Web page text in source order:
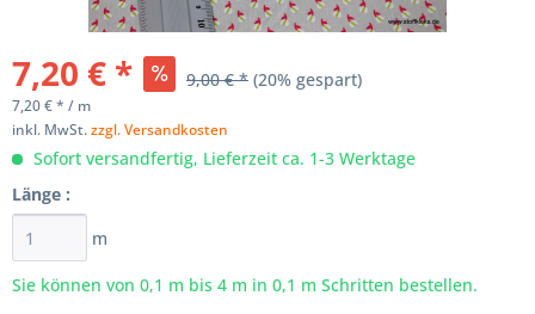
7,20 € * 9,00 € * (20% gespart)
7,20 € * / m
inkl. MwSt.zzgl. Versandkosten
Sofort versandfertig, Lieferzeit ca. 1-3 Werktage
Länge :
m
Sie können von 0,1 m bis 4 m in 0,1 m Schritten bestellen.